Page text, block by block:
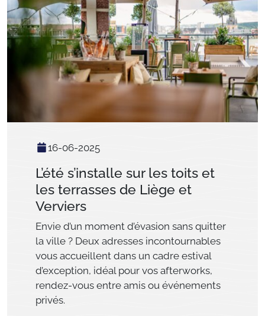
16-06-2025
L’été s’installe sur les toits et
les terrasses de Liège et
Verviers
Envie d’un moment d’évasion sans quitter
la ville ? Deux adresses incontournables
vous accueillent dans un cadre estival
d’exception, idéal pour vos afterworks,
rendez-vous entre amis ou événements
privés.